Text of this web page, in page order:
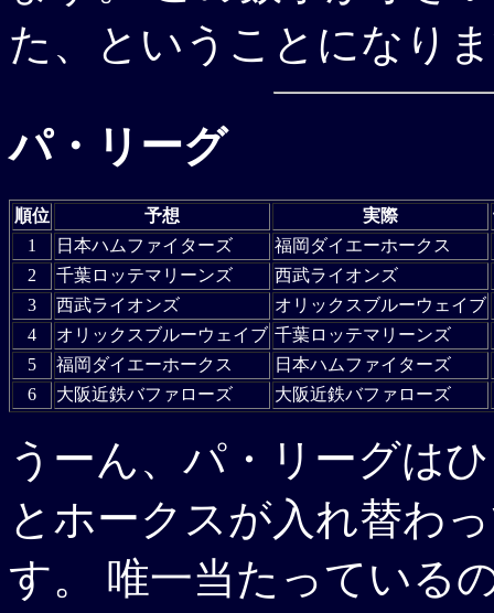
た、ということになり
パ・リーグ
順位 予想 実際
1
日本ハムファイターズ
福岡ダイエーホークス
2
千葉ロッテマリーンズ
西武ライオンズ
3
西武ライオンズ
オリックスブルーウェイブ
4
オリックスブルーウェイブ 千葉ロッテマリーンズ
5
福岡ダイエーホークス
日本ハムファイターズ
6
大阪近鉄バファローズ 大阪近鉄バファローズ
うーん、パ・リーグは
とホークスが入れ替わ
す。 唯一当たっている